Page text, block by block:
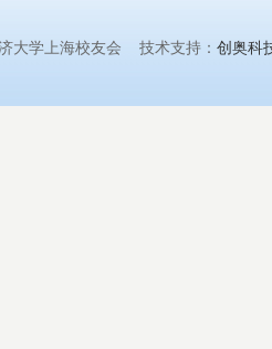
大学上海校友会 技术支持： 创奥科